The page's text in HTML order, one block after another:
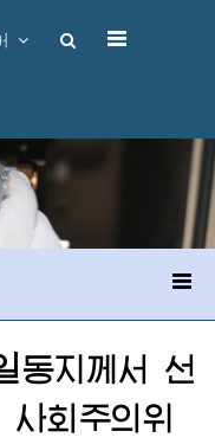
동지 께서 선
회주의위